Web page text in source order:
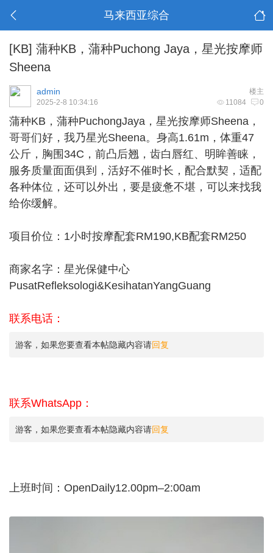
马来西亚综合
[KB] 蒲种KB，蒲种Puchong Jaya，星光按摩师
Sheena
楼主
admin
11084 0
2025-2-8 10:34:16
蒲种KB ，蒲种PuchongJaya，星光按摩师Sheena，
哥哥们好，我乃星光Sheena。身高1.61m，体重47
公斤，胸围34C，前凸后翘，齿白唇红、明眸善睐，
服务质量面面俱到，活好不催时长，配合默契，适配
各种体位，还可以外出，要是疲惫不堪，可以来找我
给你缓解。
项目价位：1小时按摩配套RM190,KB配套RM250
商家名字：星光保健中心
PusatRefleksologi&KesihatanYangGuang
联系电话：
游客，如果您要查看本帖隐藏内容请回复
联系WhatsApp：
游客，如果您要查看本帖隐藏内容请回复
上班时间：OpenDaily12.00pm–2:00am